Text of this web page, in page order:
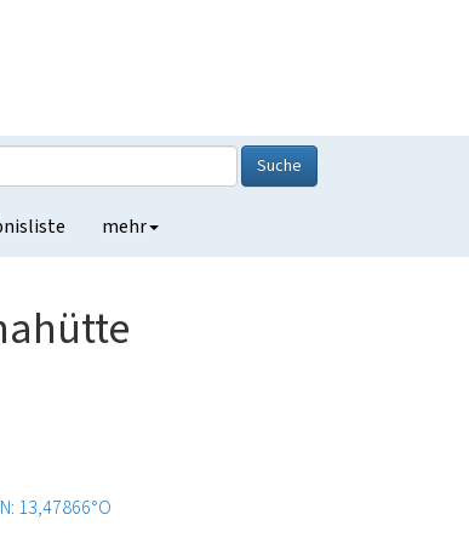
Suche
mehr
13,47866°O